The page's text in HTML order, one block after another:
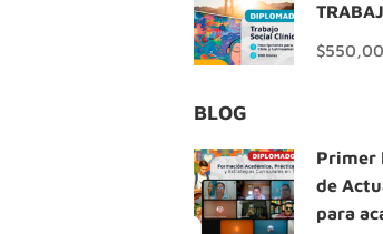
CLÍNICO
BLOG
Primer
de
para